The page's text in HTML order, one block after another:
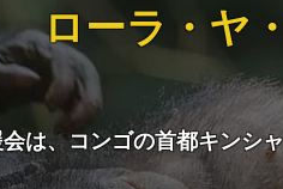
ローラ・ヤ
は、コンゴの首都キンシ